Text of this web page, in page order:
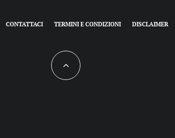
CONTATTACI TERMINI E CONDIZIONI DISCLAIMER